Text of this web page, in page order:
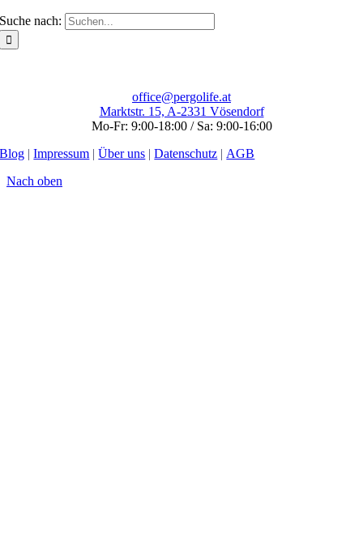
Suche nach:
office@pergolife.at
Marktstr. 15, A-2331 Vösendorf
Mo-Fr: 9:00-18:00 / Sa: 9:00-16:00
Blog | Impressum | Über uns | Datenschutz | AGB
Nach oben